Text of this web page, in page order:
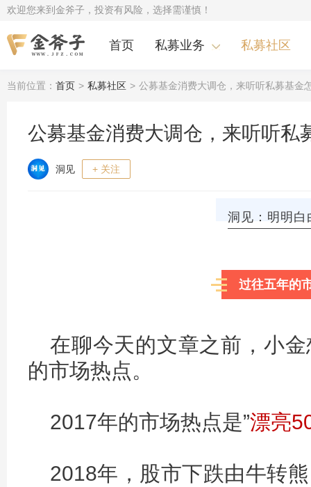
欢迎您来到金斧子，投资有风险，选择需谨慎！
首页 私募业务 私募社区
当前位置： 首页 > 私募社区 > 公募基金消费大调仓，来听听私募基金
公募基金消费大调仓，来听听私
洞见 + 关注
洞见：明明白
过往五年的
在聊今天的文章之前，小
的市场热点。
2017年的市场热点是”漂亮
2018年，股市下跌由牛转